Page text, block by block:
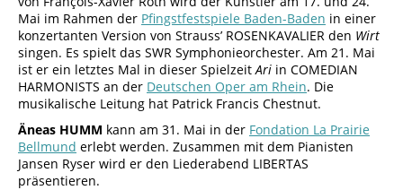
Mai im Rahmen der Pfingstfestspiele Baden-Baden in einer
konzertanten Version von Strauss’ ROSENKAVALIER den Wirt
singen. Es spielt das SWR Symphonieorchester. Am 21. Mai
ist er ein letztes Mal in dieser SpielzeitAri in COMEDIAN
HARMONISTS an der Deutschen Oper am Rhein. Die
musikalische Leitung hat Patrick Francis Chestnut.
Äneas HUMM kann am 31. Mai in der Fondation La Prairie
Bellmund erlebt werden. Zusammen mit dem Pianisten
Jansen Ryser wird er den Liederabend LIBERTAS
präsentieren.